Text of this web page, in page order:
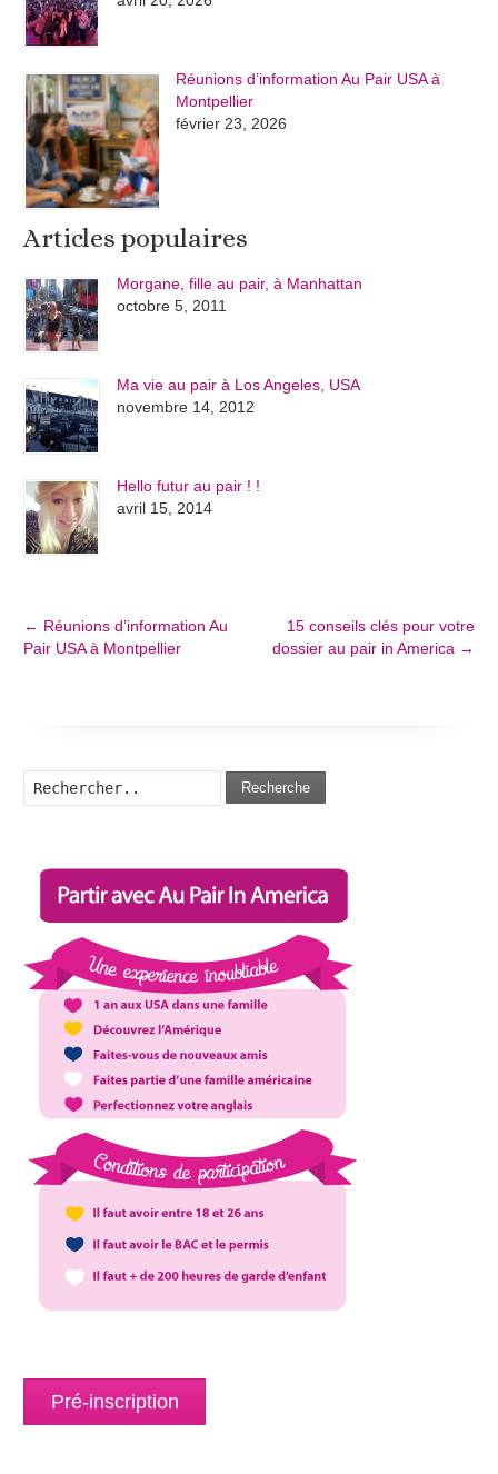
Réunions d’information Au Pair USA à
Montpellier
février 23, 2026
Articles populaires
Morgane, fille au pair, à Manhattan
octobre 5, 2011
Ma vie au pair à Los Angeles, USA
novembre 14, 2012
Hello futur au pair ! !
avril 15, 2014
← Réunions d’information Au
Pair USA à Montpellier
15 conseils clés pour votre
dossier au pair in America →
Recherche
Pré-inscription